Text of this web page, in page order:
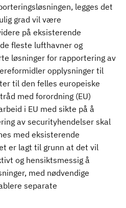
legges det
grad vil være
på eksisterende
fleste lufthavner og
løsninger for rapportering av
opplysninger til
til den felles europeiske
med forordning (EU)
i EU med sikte på å
av securityhendelser skal
med eksisterende
er lagt til grunn at det vil
og hensiktsmessig å
med nødvendige
separate